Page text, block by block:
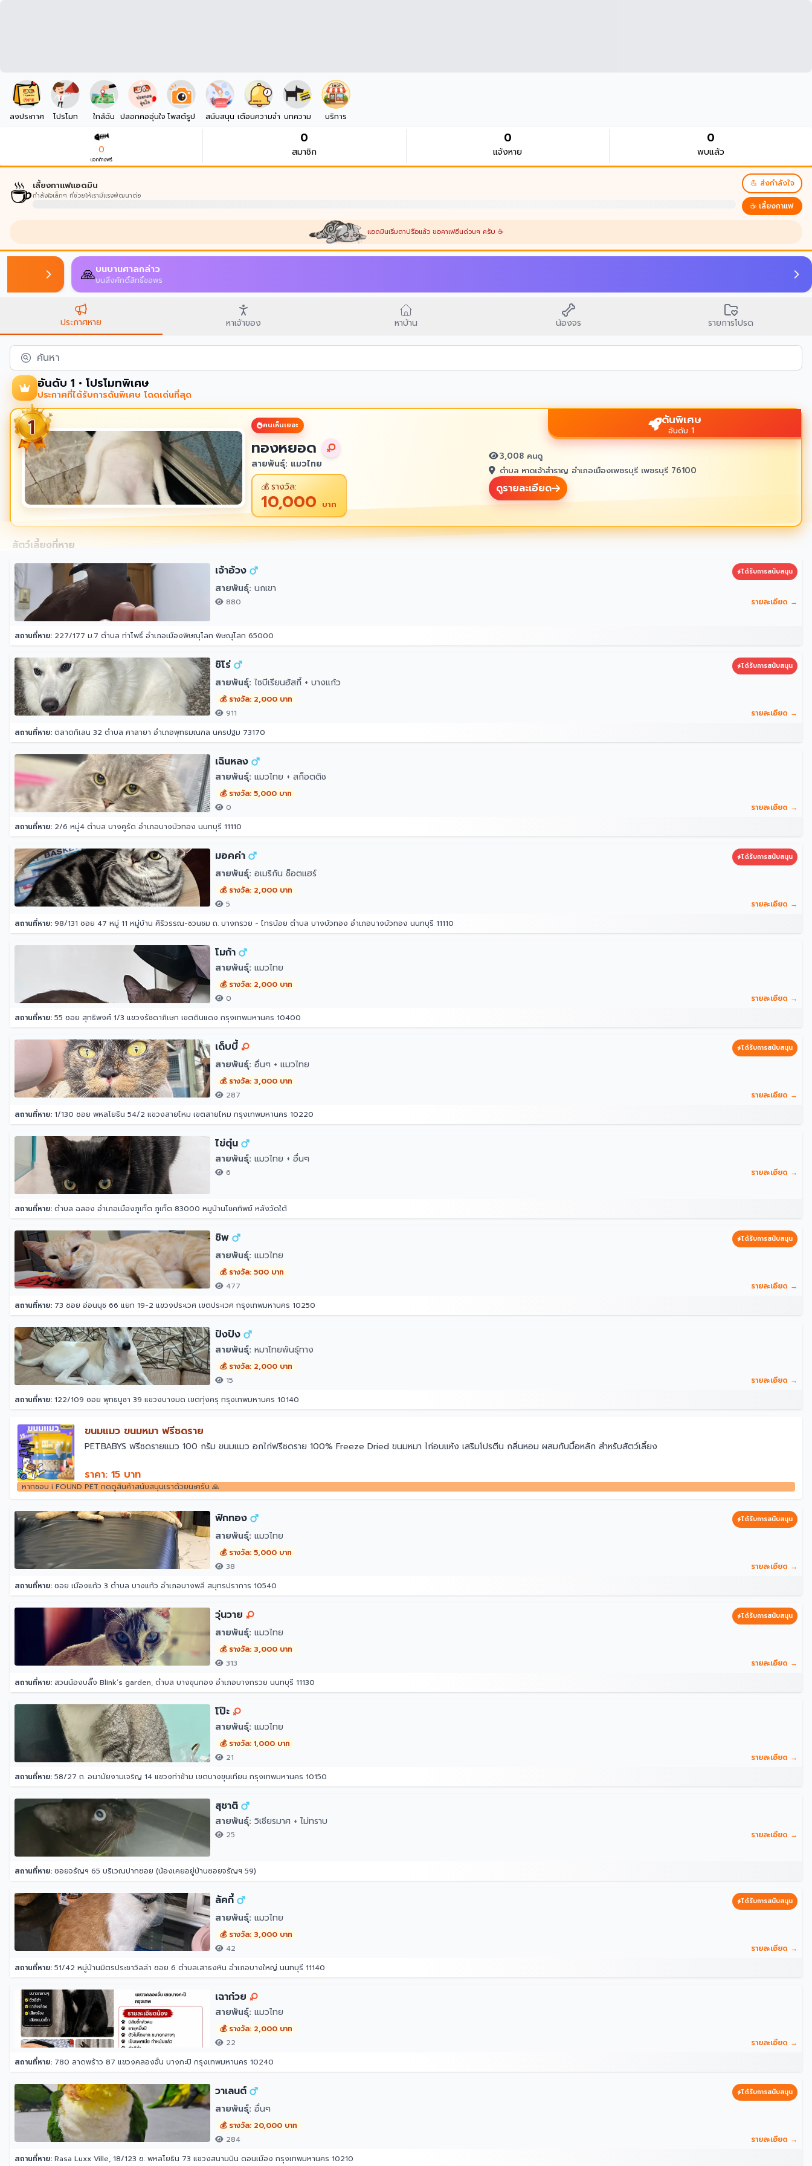
ลงประกาศ โปรโมท ใกล้ฉัน ปลอกคออุ่นใจ โพสต์รูป สนับสนุน เตือนความจำ บทความ บริการ
0
แจกก้างฟรี
0
สมาชิก
0
แจ้งหาย
0
พบแล้ว
☕เลี้ยงกาแฟแอดมิน
กำลังใจเล็กๆ ที่ช่วยให้เรามีแรงพัฒนาต่อ
💪 ส่งกำลังใจ
☕ เลี้ยงกาแฟ
แอดมินเริ่มตาปรือแล้ว ขอคาเฟอีนด่วนๆ ครับ ☕
AI Match
เปรียบเทียบประกาศที่อาจเป็นสัตว์ตัวเดียวกัน
บนบา
บนสิ่งศั
ประกาศหาย หาเจ้าของ หาบ้าน น้องจร รายการโปรด
ค้นหา
อันดับ 1 • โปรโมทพิเศษ
ประกาศที่ได้รับการดันพิเศษ โดดเด่นที่สุด
คนเห็นเยอะ
ทองหยอด
สายพันธุ์: แมวไทย
💰 รางวัล:
10,000 บาท
ดันพิเศษ
อันดับ 1
3,008 คนดู
ตำบล หาดเจ้าสำราญ อำเภอเมืองเพชรบุรี เพชรบุรี 76100
ดูรายละเอียด
สัตว์เลี้ยงที่หาย
เจ้าอ้วง
ได้รับการสนับสนุน
สายพันธุ์: นกเขา
880 รายละเอียด →
สถานที่หาย: 227/177 ม.7 ตำบล ท่าโพธิ์ อำเภอเมืองพิษณุโลก พิษณุโลก 65000
ชิโร่ ได้รับการสนับสนุน
สายพันธุ์: ไซบีเรียนฮัสกี้ + บางแก้ว
💰 รางวัล: 2,000 บาท
911
รายละเอียด →
สถานที่หาย: ตลาดกิเลน 32 ตำบล ศาลายา อำเภอพุทธมณฑล นครปฐม 73170
เฉินหลง
สายพันธุ์: แมวไทย + สก็อตติช
💰 รางวัล: 5,000 บาท
0
รายละเอียด →
สถานที่หาย: 2/6 หมู่4 ตำบล บางคูรัด อำเภอบางบัวทอง นนทบุรี 11110
มอคค่า ได้รับการสนับสนุน
สายพันธุ์: อเมริกัน ช็อตแฮร์
💰 รางวัล: 2,000 บาท
5
รายละเอียด →
สถานที่หาย: 98/131 ซอย 47 หมู่ 11 หมู่บ้าน ศิริวรรณ-ชวนชม ถ. บางกรวย - ไทรน้อย ตำบล บางบัวทอง อำเภอบางบัวทอง นนทบุรี 11110
โมก้า
สายพันธุ์: แมวไทย
💰 รางวัล: 2,000 บาท
0
รายละเอียด →
สถานที่หาย: 55 ซอย สุทธิพงศ์ 1/3 แขวงรัชดาภิเษก เขตดินแดง กรุงเทพมหานคร 10400
เด็บบี้ ได้รับการสนับสนุน
สายพันธุ์: อื่นๆ + แมวไทย
💰 รางวัล: 3,000 บาท
287
รายละเอียด →
สถานที่หาย: 1/130 ซอย พหลโยธิน 54/2 แขวงสายไหม เขตสายไหม กรุงเทพมหานคร 10220
ไข่ตุ๋น
สายพันธุ์: แมวไทย + อื่นๆ
6 รายละเอียด →
สถานที่หาย: ตำบล ฉลอง อำเภอเมืองภูเก็ต ภูเก็ต 83000 หมูบ้านโชคทิพย์ หลังวัดใต้
ชิพ ได้รับการสนับสนุน
สายพันธุ์: แมวไทย
💰 รางวัล: 500 บาท
477
รายละเอียด →
สถานที่หาย: 73 ซอย อ่อนนุช 66 แยก 19-2 แขวงประเวศ เขตประเวศ กรุงเทพมหานคร 10250
ปังปัง
สายพันธุ์: หมาไทยพันธุ์ทาง
💰 รางวัล: 2,000 บาท
15
รายละเอียด →
สถานที่หาย: 122/109 ซอย พุทธบูชา 39 แขวงบางมด เขตทุ่งครุ กรุงเทพมหานคร 10140
ขนมแมว ขนมหมา ฟรีชดราย
￼PETBABYS ฟรีซดรายแมว 100 กรัม ขนมแมว อกไก่ฟรีซดราย 100% Freeze Dried ขนมหมา ไก่อบแห้ง เสริมโปรตีน กลิ่นหอม ผสมกับมื้อหลัก สำหรับสัตว์เลี้ยง
ราคา: 15 บาท
หากชอบ i FOUND PET กดดูสินค้าสนับสนุนเราด้วยนะครับ 🙏
ฟักทอง ได้รับการสนับสนุน
สายพันธุ์: แมวไทย
💰 รางวัล: 5,000 บาท
38
รายละเอียด →
สถานที่หาย: ซอย เมืองแก้ว 3 ตำบล บางแก้ว อำเภอบางพลี สมุทรปราการ 10540
วุ่นวาย ได้รับการสนับสนุน
สายพันธุ์: แมวไทย
💰 รางวัล: 3,000 บาท
313
รายละเอียด →
สถานที่หาย: สวนน้องบลิ๊ง Blink’s garden, ตำบล บางขุนกอง อำเภอบางกรวย นนทบุรี 11130
โป๊ะ
สายพันธุ์: แมวไทย
💰 รางวัล: 1,000 บาท
21
รายละเอียด →
สถานที่หาย: 58/27 ถ. อนามัยงามเจริญ 14 แขวงท่าข้าม เขตบางขุนเทียน กรุงเทพมหานคร 10150
สุชาติ
สายพันธุ์: วิเชียรมาศ + ไม่ทราบ
25 รายละเอียด →
สถานที่หาย: ซอยจรัญฯ 65 บริเวณปากซอย (น้องเคยอยู่บ้านซอยจรัญฯ 59)
ลัคกี้ ได้รับการสนับสนุน
สายพันธุ์: แมวไทย
💰 รางวัล: 3,000 บาท
42
รายละเอียด →
สถานที่หาย: 51/42 หมู่บ้านมิตรประชาวิลล่า ซอย 6 ตำบลเสาธงหิน อำเภอบางใหญ่ นนทบุรี 11140
เฉาก๋วย
สายพันธุ์: แมวไทย
💰 รางวัล: 2,000 บาท
22
รายละเอียด →
สถานที่หาย: 780 ลาดพร้าว 87 แขวงคลองจั่น บางกะปิ กรุงเทพมหานคร 10240
วาเลนต์ ได้รับการสนับสนุน
สายพันธุ์: อื่นๆ
💰 รางวัล: 20,000 บาท
284
รายละเอียด →
สถานที่หาย: Rasa Luxx Ville, 18/123 ซ. พหลโยธิน 73 แขวงสนามบิน ดอนเมือง กรุงเทพมหานคร 10210